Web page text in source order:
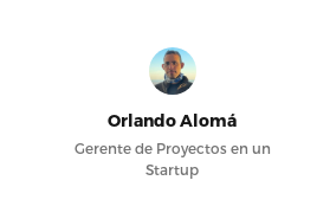
Orlando Alomá
Gerente de Proyectos en un
Startup